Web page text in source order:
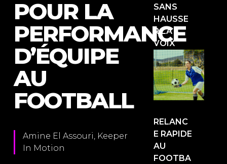
POUR LA
PERFORMANCE
D’ÉQUIPE
AU
FOOTBALL
Amine El Assouri, Keeper
In Motion
SANS
HAUSSE
R LA
VOIX
RELANC
E RAPIDE
AU
FOOTBA